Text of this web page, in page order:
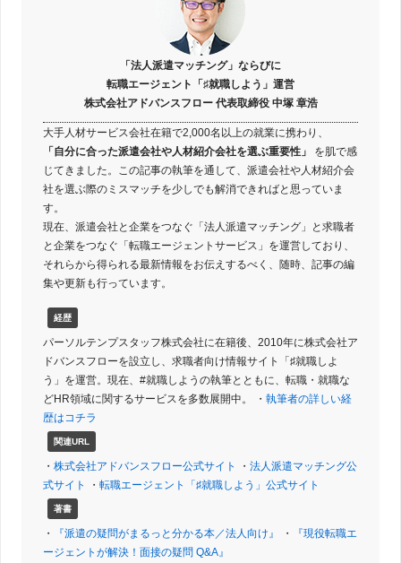
「法人派遣マッチング」ならびに
転職エージェント「♯就職しよう」運営
株式会社アドバンスフロー 代表取締役 中塚 章浩
大手人材サービス会社在籍で2,000名以上の就業に携わり、
「自分に合った派遣会社や人材紹介会社を選ぶ重要性」
を肌で感
じてきました。この記事の執筆を通して、派遣会社や人材紹介会
社を選ぶ際のミスマッチを少しでも解消できればと思っていま
す。
現在、派遣会社と企業をつなぐ「法人派遣マッチング」と求職者
と企業をつなぐ「転職エージェントサービス」を運営しており、
それらから得られる最新情報をお伝えするべく、随時、記事の編
集や更新も行っています。
経歴
パーソルテンプスタッフ株式会社に在籍後、2010年に株式会社ア
ドバンスフローを設立し、求職者向け情報サイト「♯就職しよ
う」を運営。現在、#就職しようの執筆とともに、転職・就職な
どHR領域に関するサービスを多数展開中。 ・ 執筆者の詳しい経
歴はコチラ
関連URL
・ 株式会社アドバンスフロー公式サイト ・ 法人派遣マッチング公
式サイト
・ 転職エージェント「♯就職しよう」公式サイト
著書
・ 『派遣の疑問がまるっと分かる本／法人向け』 ・
『現役転職エ
ージェントが解決！面接の疑問 Q&A』